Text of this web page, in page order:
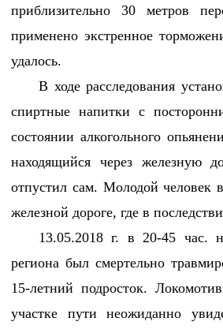
приблизительно 30 метров
применено экстренное
удалось.
В ходе расследования
спиртные напитки с
состоянии алкогольного
находящийся через железную
отпустил сам. Молодой человек
железной дороге, где в
13.05.2018 г. в 20-45 час.
региона был смертельно
15-летний подросток.
участке пути неожиданно